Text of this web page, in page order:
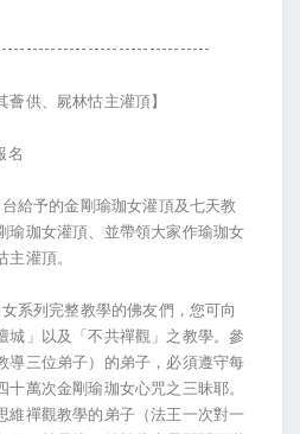
薈供、屍林怙主灌頂】
名
給予的金剛瑜珈女灌頂及七天教
瑜珈女灌頂、並帶領大家作瑜珈女
灌頂。
系列完整教學的佛友們，您可向
城」以及「不共禪觀」之教學。參
導三位弟子）的弟子，必須遵守每
萬次金剛瑜珈女心咒之三昧耶。
維禪觀教學的弟子（法王一次對一